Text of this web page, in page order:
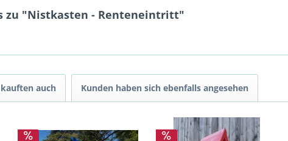
zu "Nistkasten - Renteneintritt"
auch Kunden haben sich ebenfalls angesehen